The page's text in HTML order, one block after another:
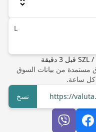
L
SZL/ قبل3 دقيقة
من بيانات السوق
كل ساعة.
https://
نسخ